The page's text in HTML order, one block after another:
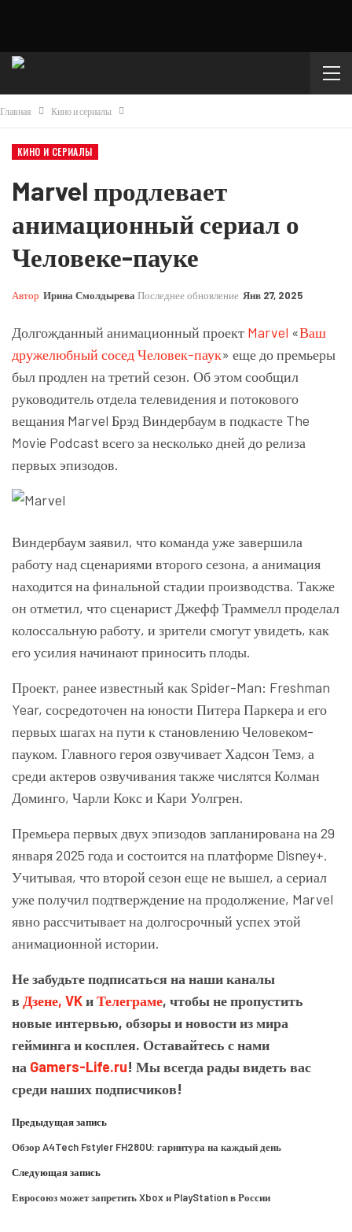
Главная Кино и сериалы
КИНО И СЕРИАЛЫ
Marvel продлевает
анимационный сериал о
Человеке-пауке
Автор Ирина Смолдырева Последнее обновление Янв 27, 2025
Долгожданный анимационный проект Marvel «Ваш
дружелюбный сосед Человек-паук» еще до премьеры
был продлен на третий сезон. Об этом сообщил
руководитель отдела телевидения и потокового
вещания Marvel Брэд Виндербаум в подкасте The
Movie Podcast всего за несколько дней до релиза
первых эпизодов.
Виндербаум заявил, что команда уже завершила
работу над сценариями второго сезона, а анимация
находится на финальной стадии производства. Также
он отметил, что сценарист Джефф Траммелл проделал
колоссальную работу, и зрители смогут увидеть, как
его усилия начинают приносить плоды.
Проект, ранее известный как Spider-Man: Freshman
Year, сосредоточен на юности Питера Паркера и его
первых шагах на пути к становлению Человеком-
пауком. Главного героя озвучивает Хадсон Темз, а
среди актеров озвучивания также числятся Колман
Доминго, Чарли Кокс и Кари Уолгрен.
Премьера первых двух эпизодов запланирована на 29
января 2025 года и состоится на платформе Disney+.
Учитывая, что второй сезон еще не вышел, а сериал
уже получил подтверждение на продолжение, Marvel
явно рассчитывает на долгосрочный успех этой
анимационной истории.
Не забудьте подписаться на наши каналы
в Дзене, VKиТелеграме, чтобы не пропустить
новые интервью, обзоры и новости из мира
гейминга и косплея. Оставайтесь с нами
на Gamers-Life.ru! Мы всегда рады видеть вас
среди наших подписчиков!
Предыдущая запись
Обзор A4Tech Fstyler FH280U: гарнитура на каждый день
Следующая запись
Евросоюз может запретить Xbox и PlayStation в России